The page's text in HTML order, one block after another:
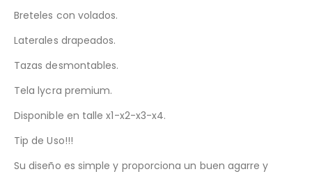
Breteles con volados.
Laterales drapeados.
Tazas desmontables.
Tela lycra premium.
Disponible en talle x1-x2-x3-x4.
Tip de Uso!!!
Su diseño es simple y proporciona un buen agarre y